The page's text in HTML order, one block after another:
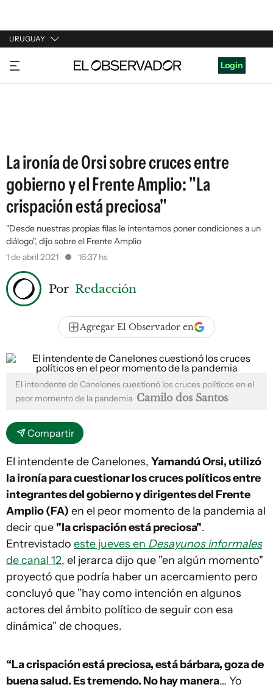
URUGUAY
URUGUAY
ARGENTINA
Login
La ironía de Orsi sobre cruces entre
gobierno y el Frente Amplio: "La
crispación está preciosa"
"Desde nuestras propias filas le intentamos poner condiciones a un
diálogo", dijo sobre el Frente Amplio
1 de abril 2021
16:37 hs
Por Redacción
Agregar El Observador en
El intendente de Canelones cuestionó los cruces políticos en el
peor momento de la pandemia Camilo dos Santos
Compartir
El intendente de Canelones, Yamandú Orsi, utilizó
la ironía para cuestionar los cruces políticos entre
integrantes del gobierno y dirigentes del Frente
Amplio (FA) en el peor momento de la pandemia al
decir que "la crispación está preciosa".
Entrevistado este jueves en Desayunos informales
de canal 12, el jerarca dijo que "en algún momento"
proyectó que podría haber un acercamiento pero
concluyó que "hay como intención en algunos
actores del ámbito político de seguir con esa
dinámica" de choques.
“La crispación está preciosa, está bárbara, goza de
buena salud. Es tremendo. No hay manera… Yo